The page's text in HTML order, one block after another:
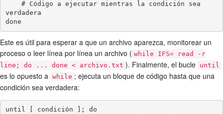
verdadera
Este es útil para esperar a que un archivo aparezca, monitorear un
proceso o leer línea por línea un archivo ( while IFS= read -r
line; do ... done < archivo.txt ). Finalmente, el bucle until
es lo opuesto a while ; ejecuta un bloque de código hasta que una
condición sea verdadera:
until [ condición ]; do